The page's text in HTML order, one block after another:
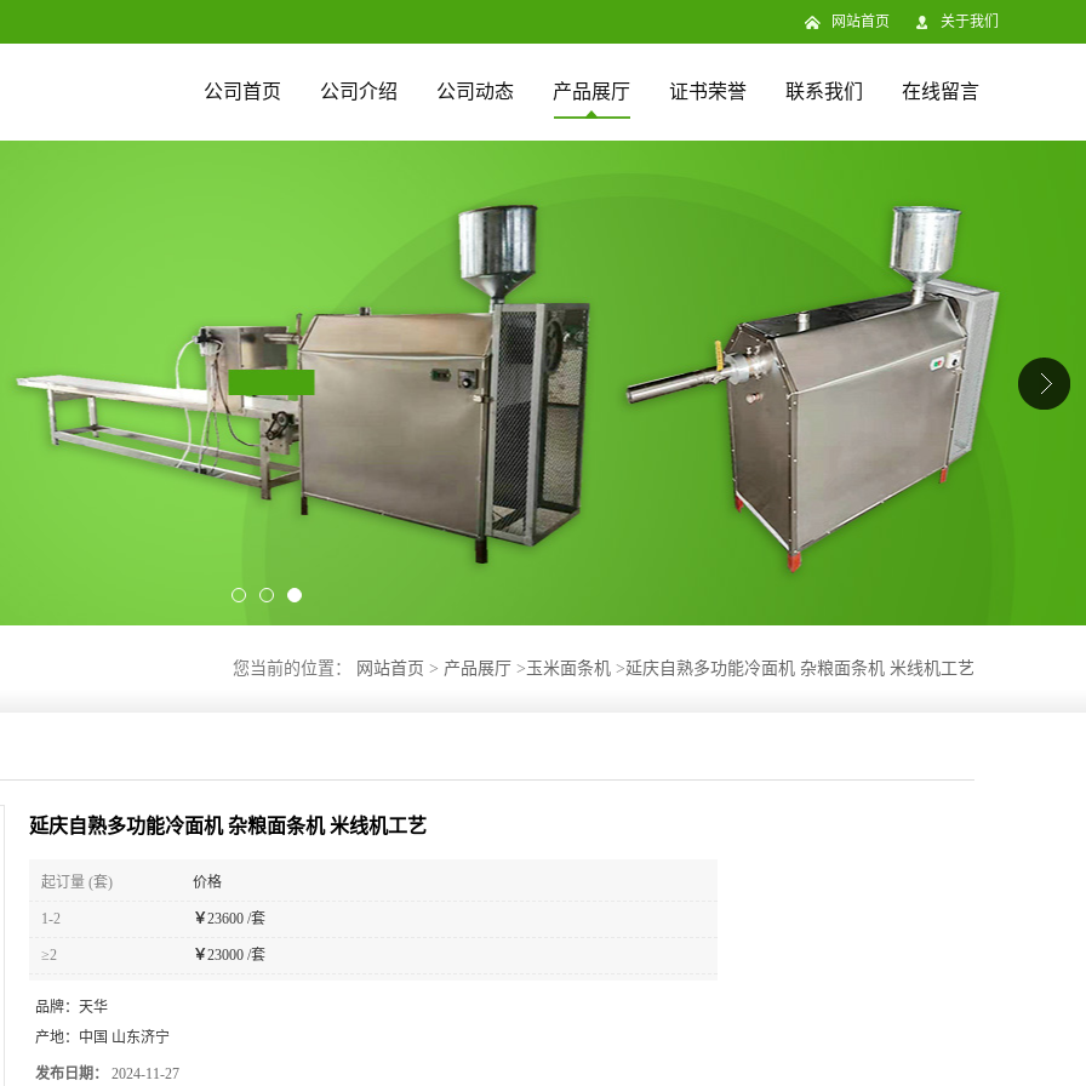
网站首页 关于我们
公司首页 公司介绍 公司动态 产品展厅 证书荣誉 联系我们 在线留言
您当前的位置： 网站首页 > 产品展厅 > 玉米面条机 >延庆自熟多功能冷面机 杂粮面条机 米线机工艺
延庆自熟多功能冷面机 杂粮面条机 米线机工艺
起订量 (套) 价格
1-2 ￥23600 /套
≥2 ￥23000 /套
品牌： 天华
产地： 中国 山东济宁
发布日期： 2024-11-27